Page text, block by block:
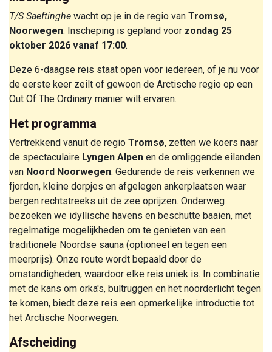
T/S Saeftinghe wacht op je in de regio van Tromsø,
Noorwegen. Inscheping is gepland voor zondag 25
oktober 2026 vanaf 17:00.
Deze 6-daagse reis staat open voor iedereen, of je nu voor
de eerste keer zeilt of gewoon de Arctische regio op een
Out Of The Ordinary manier wilt ervaren.
Het programma
Vertrekkend vanuit de regio Tromsø, zetten we koers naar
de spectaculaire Lyngen Alpen en de omliggende eilanden
van Noord Noorwegen. Gedurende de reis verkennen we
fjorden, kleine dorpjes en afgelegen ankerplaatsen waar
bergen rechtstreeks uit de zee oprijzen. Onderweg
bezoeken we idyllische havens en beschutte baaien, met
regelmatige mogelijkheden om te genieten van een
traditionele Noordse sauna (optioneel en tegen een
meerprijs). Onze route wordt bepaald door de
omstandigheden, waardoor elke reis uniek is. In combinatie
met de kans om orka's, bultruggen en het noorderlicht tegen
te komen, biedt deze reis een opmerkelijke introductie tot
het Arctische Noorwegen.
Afscheiding